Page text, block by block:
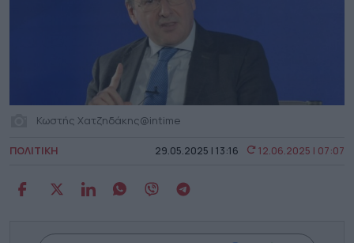
Κωστής Χατζηδάκης@intime
ΠΟΛΙΤΙΚΗ 29.05.2025 | 13:16 12.06.2025 | 07:07